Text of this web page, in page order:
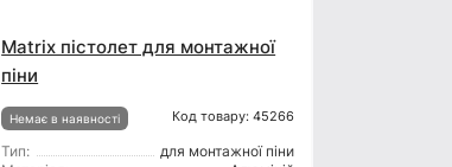
Matrix пістолет для монтажної
піни
Немає в наявності Код товару: 45266
Тип:
для монтажної піни